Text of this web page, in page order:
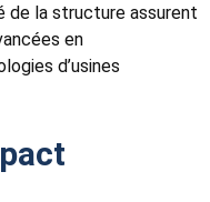
de la structure assurent
en
d’usines